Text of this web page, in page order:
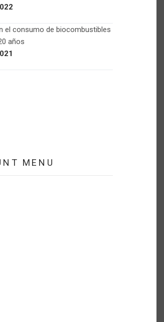
el consumo de biocombustibles
años
MENU